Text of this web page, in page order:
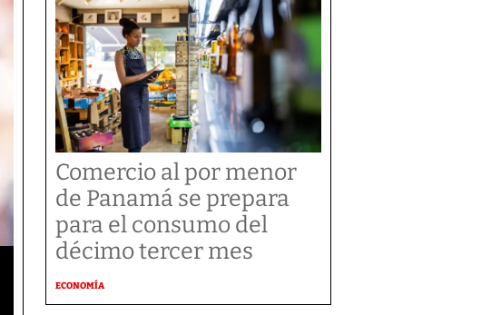
Comercio al por menor
de Panamá se prepara
para el consumo del
décimo tercer mes
ECONOMÍA